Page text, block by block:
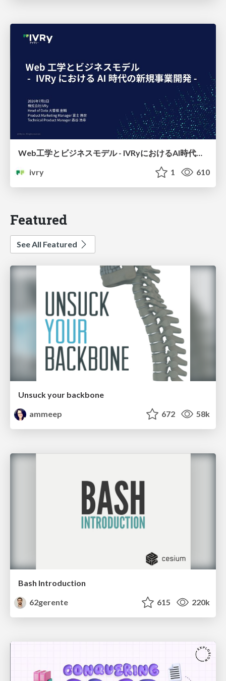
Web工学とビジネスモデル - IVRyにおけるAI時代の新規事業開発 -
ivry
1 610
Featured
See All Featured
Unsuck your backbone
ammeep
672 58k
Bash Introduction
62gerente
615 220k